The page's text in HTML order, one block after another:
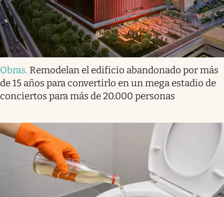
Obras. Remodelan el edificio abandonado por más
de 15 años para convertirlo en un mega estadio de
conciertos para más de 20.000 personas